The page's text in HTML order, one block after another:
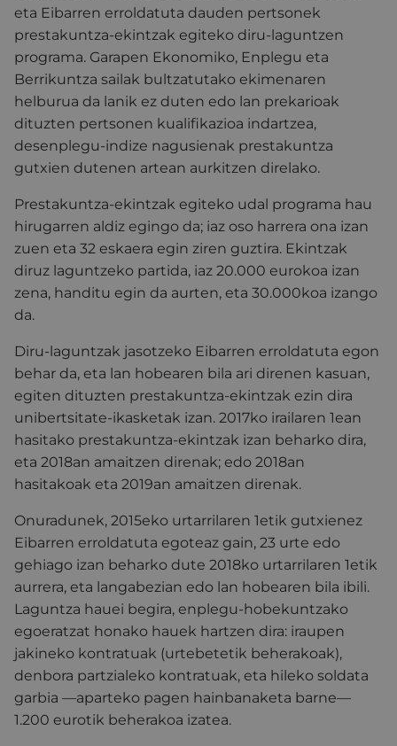
eta Eibarren erroldatuta dauden pertsonek
prestakuntza-ekintzak egiteko diru-laguntzen
programa. Garapen Ekonomiko, Enplegu eta
Berrikuntza sailak bultzatutako ekimenaren
helburua da lanik ez duten edo lan prekarioak
dituzten pertsonen kualifikazioa indartzea,
desenplegu-indize nagusienak prestakuntza
gutxien dutenen artean aurkitzen direlako.
Prestakuntza-ekintzak egiteko udal programa hau
hirugarren aldiz egingo da; iaz oso harrera ona izan
zuen eta 32 eskaera egin ziren guztira. Ekintzak
diruz laguntzeko partida, iaz 20.000 eurokoa izan
zena, handitu egin da aurten, eta 30.000koa izango
da.
Diru-laguntzak jasotzeko Eibarren erroldatuta egon
behar da, eta lan hobearen bila ari direnen kasuan,
egiten dituzten prestakuntza-ekintzak ezin dira
unibertsitate-ikasketak izan. 2017ko irailaren 1ean
hasitako prestakuntza-ekintzak izan beharko dira,
eta 2018an amaitzen direnak; edo 2018an
hasitakoak eta 2019an amaitzen direnak.
Onuradunek, 2015eko urtarrilaren 1etik gutxienez
Eibarren erroldatuta egoteaz gain, 23 urte edo
gehiago izan beharko dute 2018ko urtarrilaren 1etik
aurrera, eta langabezian edo lan hobearen bila ibili.
Laguntza hauei begira, enplegu-hobekuntzako
egoeratzat honako hauek hartzen dira: iraupen
jakineko kontratuak (urtebetetik beherakoak),
denbora partzialeko kontratuak, eta hileko soldata
garbia —aparteko pagen hainbanaketa barne—
1.200 eurotik beherakoa izatea.